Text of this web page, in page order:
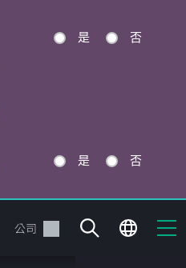
是 否
是 否
公司